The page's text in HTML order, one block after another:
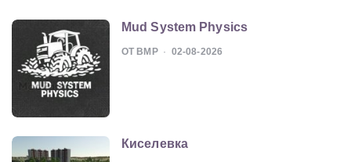
Mud System Physics
ОТ BMP 02-08-2026
Киселевка